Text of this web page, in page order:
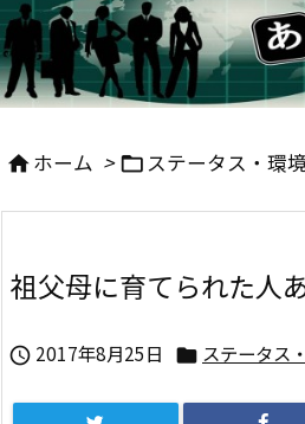
ホーム >  ステータス・環
祖父母に育てられた人
 2017年8月25日  ステータス